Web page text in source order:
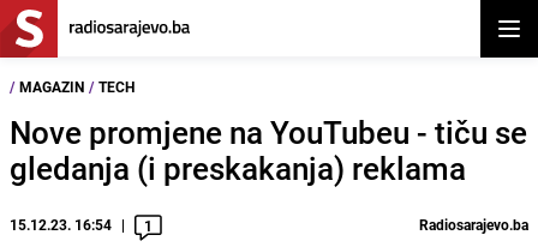
/ MAGAZIN / TECH
Nove promjene na YouTubeu - tiču se
gledanja (i preskakanja) reklama
15.12.23. 16:54 1 Radiosarajevo.ba